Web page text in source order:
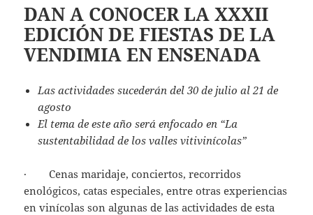
DAN A CONOCER LA XXXII
EDICIÓN DE FIESTAS DE LA
VENDIMIA EN ENSENADA
Las actividades sucederán del30 de julio al 21 de
agosto
El tema de este año será enfocado en “La
sustentabilidad de los valles vitivinícolas”
· Cenas maridaje, conciertos, recorridos
enológicos, catas especiales, entre otras experiencias
en vinícolas son algunas de las actividades de esta